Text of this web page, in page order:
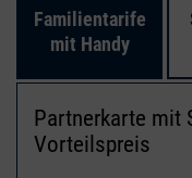
Familientarife
mit Handy
Partnerkarte mit
Vorteilspreis